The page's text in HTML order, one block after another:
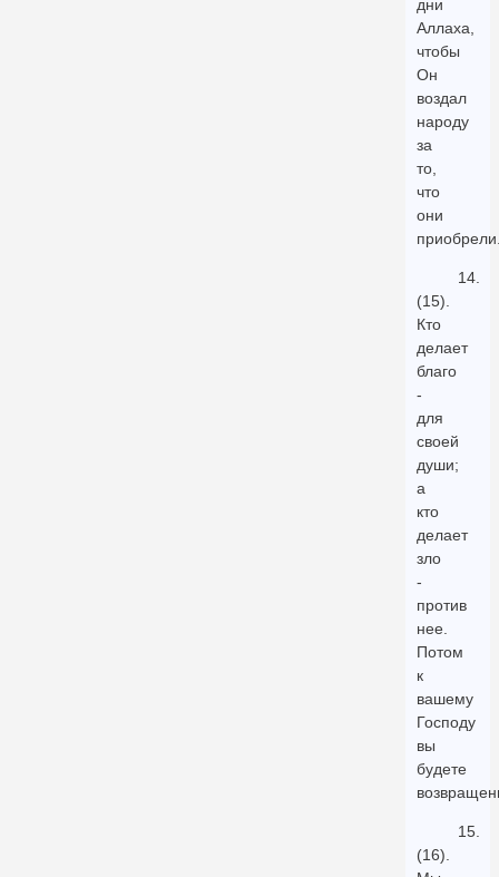
дни
Аллаха,
чтобы
Он
воздал
народу
за
то,
что
они
14.
(15).
Кто
делает
благо
-
для
своей
души;
а
кто
делает
зло
-
против
нее.
Потом
к
вашему
Господу
вы
будете
15.
(16).